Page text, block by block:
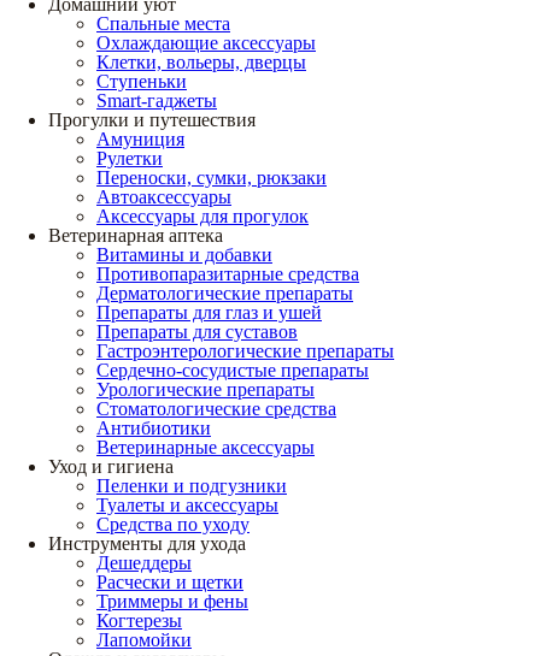
Домашний уют
Спальные места
Охлаждающие аксессуары
Клетки, вольеры, дверцы
Ступеньки
Smart-гаджеты
Прогулки и путешествия
Амуниция
Рулетки
Переноски, сумки, рюкзаки
Автоаксессуары
Аксессуары для прогулок
Ветеринарная аптека
Витамины и добавки
Противопаразитарные средства
Дерматологические препараты
Препараты для глаз и ушей
Препараты для суставов
Гастроэнтерологические препараты
Сердечно-сосудистые препараты
Урологические препараты
Стоматологические средства
Антибиотики
Ветеринарные аксессуары
Уход и гигиена
Пеленки и подгузники
Туалеты и аксессуары
Средства по уходу
Инструменты для ухода
Дешеддеры
Расчески и щетки
Триммеры и фены
Когтерезы
Лапомойки